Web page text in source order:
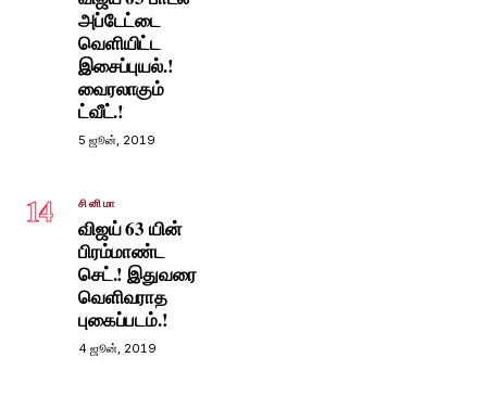
அப்டேட்டை
வெளியிட்ட
இசைப்புயல்.!
வைரலாகும்
ட்வீட்.!
5 ஜூன், 2019
14 சினிமா
விஜய் 63 யின்
பிரம்மாண்ட
செட்.! இதுவரை
வெளிவராத
புகைப்படம்.!
4 ஜூன், 2019